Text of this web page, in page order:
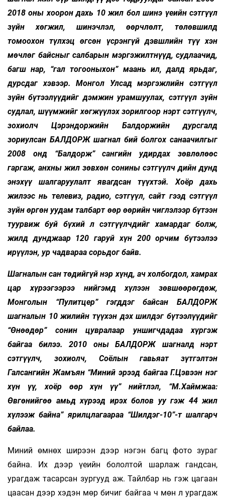
2018 оны хоорон дахь 10 жил бол шинэ үеийн сэтгүүл
зүйн хөгжил, шинэчлэл, өөрчлөлт, төлөвшилд
томоохон түлхэц өгсөн үсрэнгүй дэвшлийн түү­ хэн
мөчлөг байсныг салбарын мэргэжилтнүүд, судлаачид,
багш нар, “гал тогооныхон” маань ил, далд ярьдаг,
дурсдаг хэвээр. Монгол Улсад мэргэжлийн сэтгүүл
зүйн бүтээлүүдийг дэмжин урамшуулах, сэтгүүл зүйн
судлал, шүүмжийг хөгжүүлэх зорилгоор нэрт сэтгүүлч,
зохиолч Цэрэндоржийн Балдоржийн дурсгалд
зориулсан БАЛДОРЖ шагнал бий болгох санаачилгыг
2008 онд “Балдорж” сангийн удирдах зөвлөлөөс
гаргаж, анхны жил зөвхөн сонины сэтгүүлч­ дийн дунд
энэхүү шалгаруулалт явагдсан түүхтэй. Хоёр дахь
жилээс нь телевиз, радио, сэтгүүл, сайт гээд сэтгүүл
зүйн өргөн уудам талбарт өөр өөрийн чиглэлээр бүтээн
туурвиж буй бүхий л сэтгүүлчдийг хамардаг болж,
жилд дунджаар 120 гаруй хүн 200 орчим бүтээлээ
ирүүлэн, ур чадвараа сорьдог байв.
Шагналын сан төдийгүй нэр хүнд, ач холбогдол, хамрах
цар хүрээгээрээ нийгэмд хүлээн зөвшөөрөгдөж,
Монголын “Пулитцер” гэгддэг байсан БАЛДОРЖ
шагналын 10 жилийн түүхэн дэх шилдэг бүтээлүүдийг
“Өнөөдөр” сонин цувралаар уншигчдадаа хүргэж
байгаа билээ. 2010 оны БАЛДОРЖ шагналд нэрт
сэтгүүлч, зохиолч, Соёлын гавьяат зүтгэлтэн
Галсангийн Жамъян “Миний эрээд байгаа Г.Цэвээн нэг
хүн үү, хоёр өөр хүн үү” нийтлэл, “М.Хаймжаа:
Өвгөнийгөө амьд хүрээд ирэх болов уу гэж 44 жил
хүлээж байна” ярилцлагаараа “Шилдэг-10”-т шалгарч
байлаа.
Миний өмнөх ширээн дээр нэгэн багц фото зураг
байна. Их дээр үеийн бололтой шар­лаж гандсан,
урагдаж тасарсан зургууд аж. Тайлбар нь гэж цагаан
цаасан дээр хэдэн мөр бичиг байгаа ч мөн л урагдаж